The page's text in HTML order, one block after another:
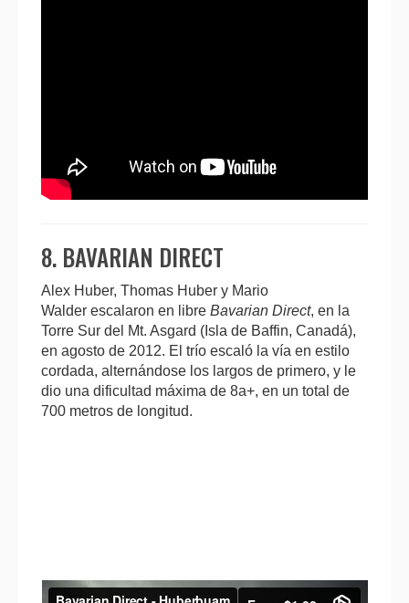
8. BAVARIAN DIRECT
Alex Huber, Thomas Huber y Mario
Walder escalaron en libre Bavarian Direct, en la
Torre Sur del Mt. Asgard (Isla de Baffin, Canadá),
en agosto de 2012. El trío escaló la vía en estilo
cordada, alternándose los largos de primero, y le
dio una dificultad máxima de 8a+, en un total de
700 metros de longitud.